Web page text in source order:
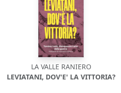
LA VALLE RANIERO
LEVIATANI, DOV'E' LA VITTORIA?